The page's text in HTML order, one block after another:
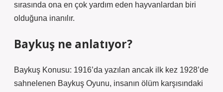
sırasında ona en çok yardım eden hayvanlardan biri
olduğuna inanılır.
Baykuş ne anlatıyor?
Baykuş Konusu: 1916’da yazılan ancak ilk kez 1928’de
sahnelenen Baykuş Oyunu, insanın ölüm karşısındaki